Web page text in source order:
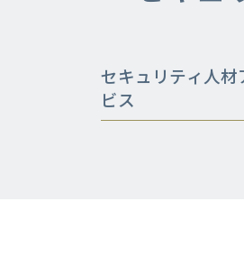
セキュリティ人
ビス